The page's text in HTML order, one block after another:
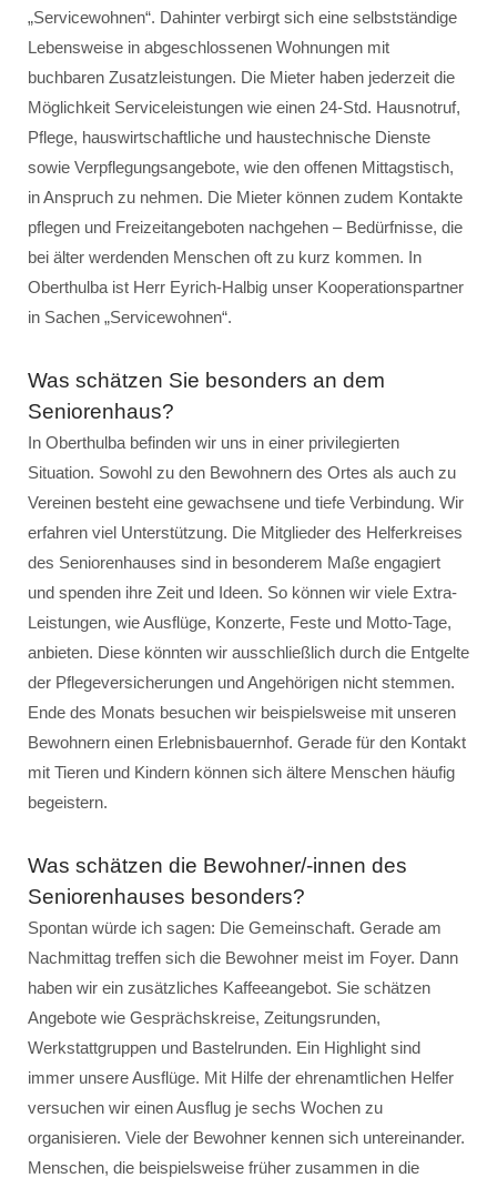
„Servicewohnen“. Dahinter verbirgt sich eine selbstständige
Lebensweise in abgeschlossenen Wohnungen mit
buchbaren Zusatzleistungen. Die Mieter haben jederzeit die
Möglichkeit Serviceleistungen wie einen 24-Std. Hausnotruf,
Pflege, hauswirtschaftliche und haustechnische Dienste
sowie Verpflegungsangebote, wie den offenen Mittagstisch,
in Anspruch zu nehmen. Die Mieter können zudem Kontakte
pflegen und Freizeitangeboten nachgehen – Bedürfnisse, die
bei älter werdenden Menschen oft zu kurz kommen. In
Oberthulba ist Herr Eyrich-Halbig unser Kooperationspartner
in Sachen „Servicewohnen“.
Was schätzen Sie besonders an dem
Seniorenhaus?
In Oberthulba befinden wir uns in einer privilegierten
Situation. Sowohl zu den Bewohnern des Ortes als auch zu
Vereinen besteht eine gewachsene und tiefe Verbindung. Wir
erfahren viel Unterstützung. Die Mitglieder des Helferkreises
des Seniorenhauses sind in besonderem Maße engagiert
und spenden ihre Zeit und Ideen. So können wir viele Extra-
Leistungen, wie Ausflüge, Konzerte, Feste und Motto-Tage,
anbieten. Diese könnten wir ausschließlich durch die Entgelte
der Pflegeversicherungen und Angehörigen nicht stemmen.
Ende des Monats besuchen wir beispielsweise mit unseren
Bewohnern einen Erlebnisbauernhof. Gerade für den Kontakt
mit Tieren und Kindern können sich ältere Menschen häufig
begeistern.
Was schätzen die Bewohner/-innen des
Seniorenhauses besonders?
Spontan würde ich sagen: Die Gemeinschaft. Gerade am
Nachmittag treffen sich die Bewohner meist im Foyer. Dann
haben wir ein zusätzliches Kaffeeangebot. Sie schätzen
Angebote wie Gesprächskreise, Zeitungsrunden,
Werkstattgruppen und Bastelrunden. Ein Highlight sind
immer unsere Ausflüge. Mit Hilfe der ehrenamtlichen Helfer
versuchen wir einen Ausflug je sechs Wochen zu
organisieren. Viele der Bewohner kennen sich untereinander.
Menschen, die beispielsweise früher zusammen in die